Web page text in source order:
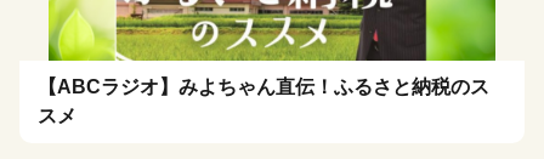
【ABCラジオ】みよちゃん直伝！ふるさと納税のス
スメ